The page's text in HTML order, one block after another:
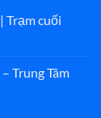
Trạm cuối
Trung Tâm